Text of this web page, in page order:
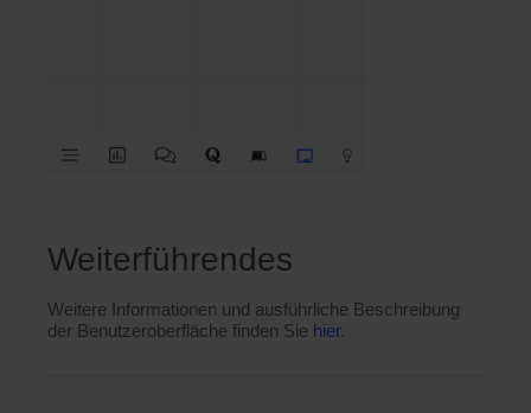
Weiterführendes
Weitere Informationen und ausführliche Beschreibung
der Benutzeroberfläche finden Sie hier.